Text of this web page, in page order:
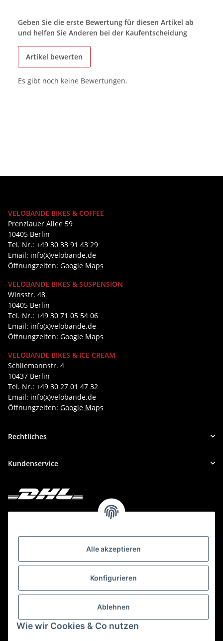
Alle akzeptieren
Konfigurieren
Ablehnen
Wie wir Cookies & Co nutzen
Geben Sie die erste Bewertung für diesen Artikel ab
und helfen Sie Anderen bei der Kaufentscheidung
Artikel bewerten
Es gibt noch keine Bewertungen.
VELOBANDE BIKES & COFFEE
Prenzlauer Allee 59
10405 Berlin
Tel. Nr.: +49 30 33 91 43 29
Email: info(x)velobande.de
Öffnungzeiten: Google Maps
VELOBANDE BIKES & SUSPENSION
Winsstr. 48
10405 Berlin
Tel. Nr.: +49 30 71 05 54 06
Email: info(x)velobande.de
Öffnungzeiten: Google Maps
VELOBANDE BIKES & ICE CREAM
Schliemannstr. 4
10437 Berlin
Tel. Nr.: +49 30 27 01 47 32
Email: info(x)velobande.de
Öffnungzeiten: Google Maps
Rechtliches
Kundenservice
Deine Bestellung versenden wir mit DHL!